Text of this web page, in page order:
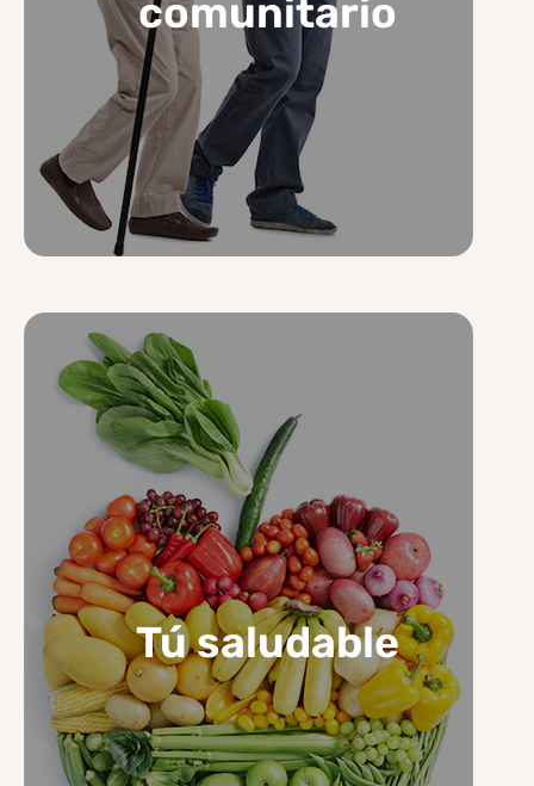
comunitario
Tú saludable